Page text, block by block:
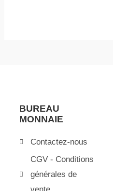
BUREAU
MONNAIE
Contactez-nous
CGV - Conditions
générales de